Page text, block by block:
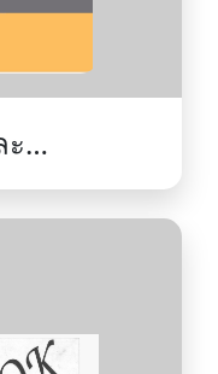
อขาย การ
บใช้